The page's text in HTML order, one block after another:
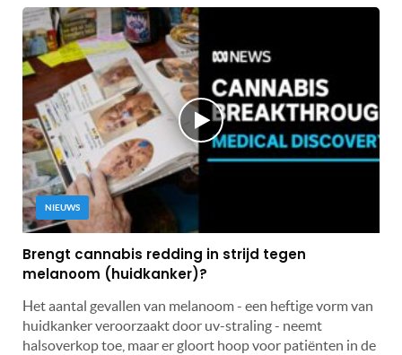
NIEUWS
Brengt cannabis redding in strijd tegen
melanoom (huidkanker)?
Het aantal gevallen van melanoom - een heftige vorm van
huidkanker veroorzaakt door uv-straling - neemt
halsoverkop toe, maar er gloort hoop voor patiënten in de